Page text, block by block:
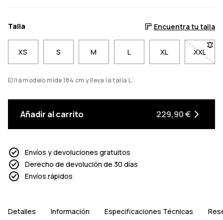
Talla Encuentra tu talla
XS S M L XL XXL- Talla
El/la modelo mide 184 cm y lleva la talla L.
Añadir al carrito 229,90 €
Envíos y devoluciones gratuitos
Derecho de devolución de 30 días
Envíos rápidos
Detalles Información Especificaciones Técnicas